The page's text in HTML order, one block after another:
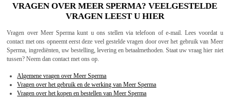
VRAGEN OVER MEER SPERMA? VEELGESTELDE
VRAGEN LEEST U HIER
Vragen over Meer Sperma kunt u ons stellen via telefoon of e-mail. Lees voordat u
contact met ons opneemt eerst deze veel gestelde vragen door over het gebruik van Meer
Sperma, ingrediënten, uw bestelling, levering en betaalmethoden. Staat uw vraag hier niet
tussen? Neem dan contact met ons op.
Algemene vragen over Meer Sperma
Vragen over het gebruik en de werking van Meer Sperma
Vragen over het kopen en bestellen van Meer Sperma